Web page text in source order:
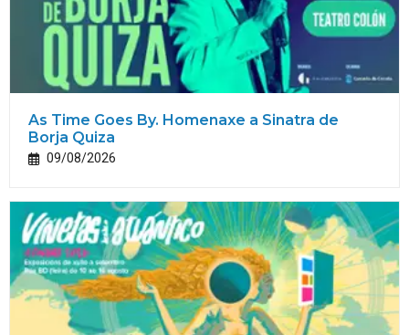
As Time Goes By. Homenaxe a Sinatra de
Borja Quiza
09/08/2026